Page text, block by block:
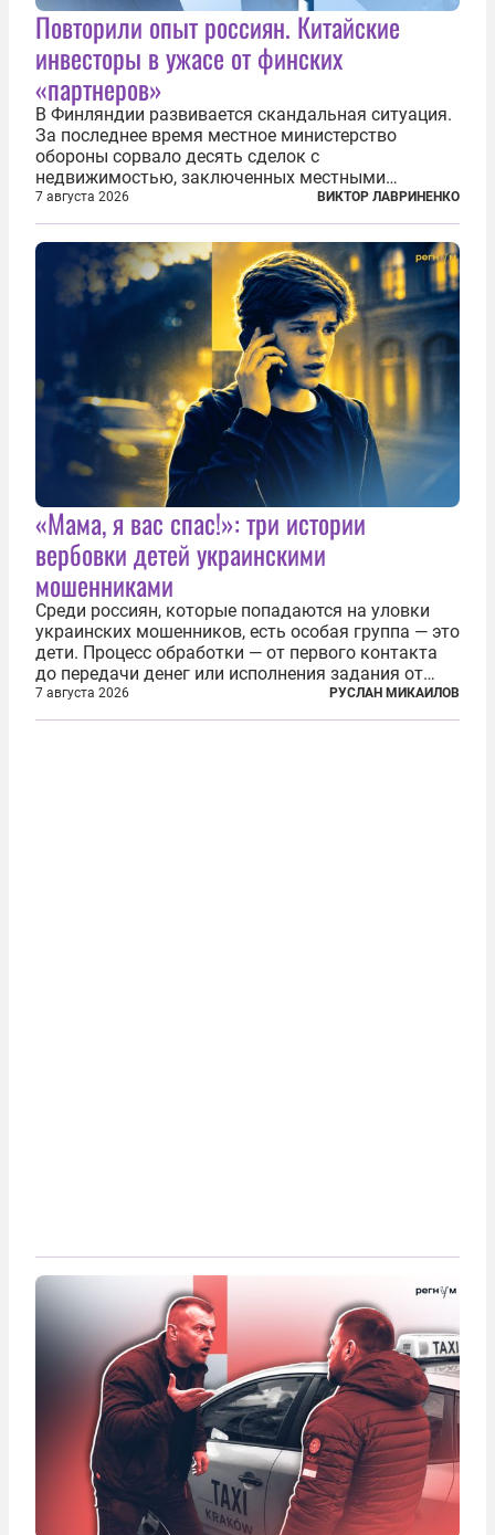
Повторили опыт россиян. Китайские
инвесторы в ужасе от финских
«партнеров»
В Финляндии развивается скандальная ситуация.
За последнее время местное министерство
обороны сорвало десять сделок с
недвижимостью, заключенных местными
фирмами с китайским капиталом. Чиновники
заявили, что они могли заключаться с целью
создания в Финляндии шпионской сети, чтобы
следить за...
7 августа 2026 ВИКТОР ЛАВРИНЕНКО
«Мама, я вас спас!»: три истории
вербовки детей украинскими
мошенниками
Среди россиян, которые попадаются на уловки
украинских мошенников, есть особая группа — это
дети. Процесс обработки — от первого контакта
до передачи денег или исполнения задания от
кураторов может занять от двух часов до
нескольких месяцев. Детей превращают в
7 августа 2026 РУСЛАН МИКАИЛОВ